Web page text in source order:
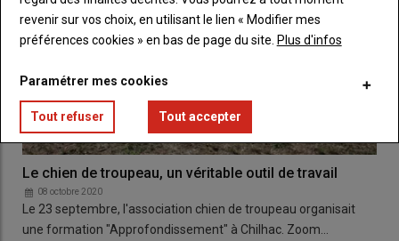
Le chien de troupeau, un véritable outil de travail
08 octobre 2020
Le 23 septembre, l'association chien de troupeau organisait
une formation "Approfondissement" à Chilhac. Zoom…
revenir sur vos choix, en utilisant le lien « Modifier mes
préférences cookies » en bas de page du site. Plus d'infos
Paramétrer mes cookies
Tout refuser Tout accepter